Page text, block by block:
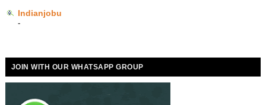
Indianjobu
-
JOIN WITH OUR WHATSAPP GROUP